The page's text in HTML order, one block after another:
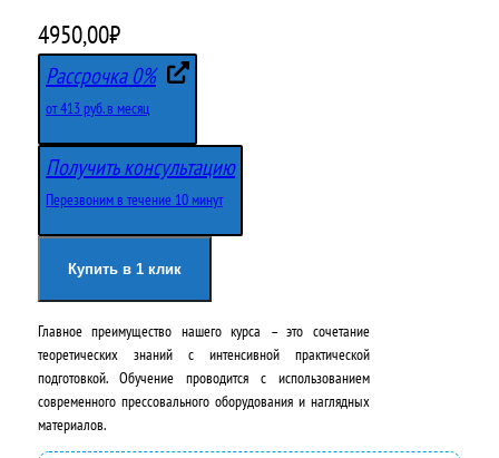
4950,00₽
Рассрочка 0%
от 413 руб. в месяц
Получить консультацию
Перезвоним в течение 10 минут
Купить в 1 клик
Главное преимущество нашего курса – это сочетание
теоретических знаний с интенсивной практической
подготовкой. Обучение проводится с использованием
современного прессовального оборудования и наглядных
материалов.